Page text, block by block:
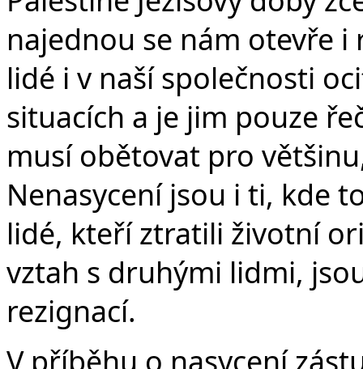
najednou se nám otevře i
lidé i v naší společnosti
situacích a je jim pouze
musí obětovat pro
Nenasycení jsou i ti, kde
lidé, kteří ztratili životní
vztah s druhými lidmi,
rezignací.
V příběhu o nasycení